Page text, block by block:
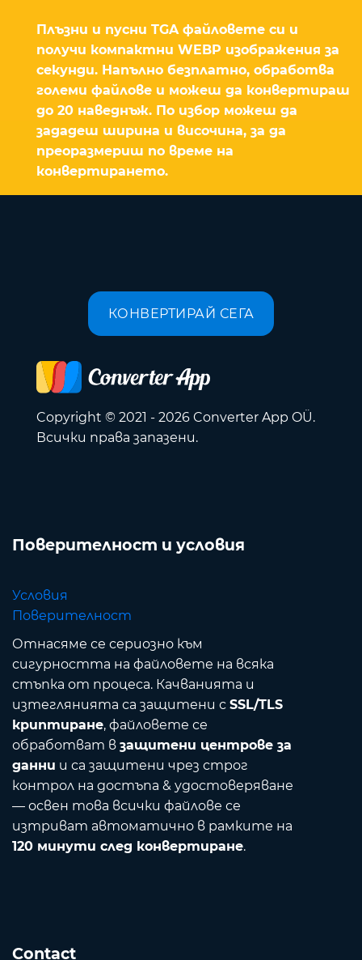
Плъзни и пусни TGA файловете си и
получи компактни WEBP изображения за
секунди. Напълно безплатно, обработва
големи файлове и можеш да конвертираш
до 20 наведнъж. По избор можеш да
зададеш ширина и височина, за да
преоразмериш по време на
конвертирането.
КОНВЕРТИРАЙ СЕГА
Copyright © 2021 - 2026 Converter App OÜ.
Всички права запазени.
Поверителност и условия
Условия
Поверителност
Отнасяме се сериозно към
сигурността на файловете на всяка
стъпка от процеса. Качванията и
изтеглянията са защитени с SSL/TLS
криптиране, файловете се
обработват в защитени центрове за
данни и са защитени чрез строг
контрол на достъпа & удостоверяване
— освен това всички файлове се
изтриват автоматично в рамките на
120 минути след конвертиране.
Contact